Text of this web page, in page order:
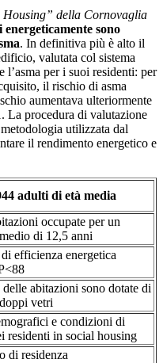
Housing” della Cornovaglia
sono
. In definitiva più è alto il
valutata col sistema
per i suoi residenti: per
il rischio di asma
aumentava ulteriormente
La procedura di valutazione
utilizzata dal
il rendimento energetico e
adulti di età media
occupate per un
di 12,5 anni
efficienza energetica
abitazioni sono dotate di
vetri
e condizioni di
residenti in social housing
di residenza